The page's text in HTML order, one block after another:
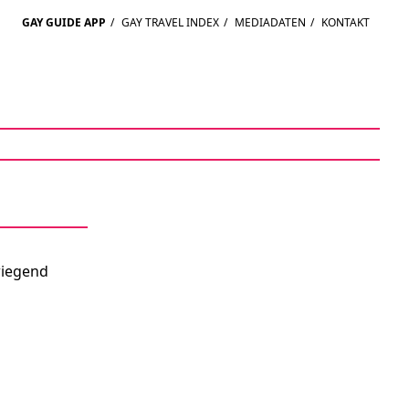
GAY GUIDE APP / GAY TRAVEL INDEX / MEDIADATEN / KONTAKT